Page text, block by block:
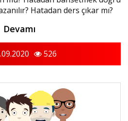
Hatadan ders çıkar mı?
Devamı
526